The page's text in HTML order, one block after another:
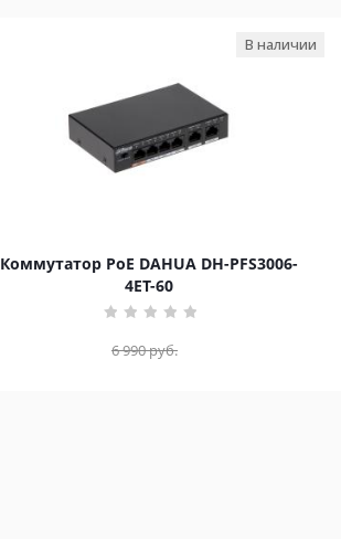
Коммутатор PoE DAHUA DH-PFS3006-
4ET-60
В наличии
6 990руб.